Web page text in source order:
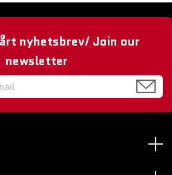
nyhetsbrev/ Join our
newsletter